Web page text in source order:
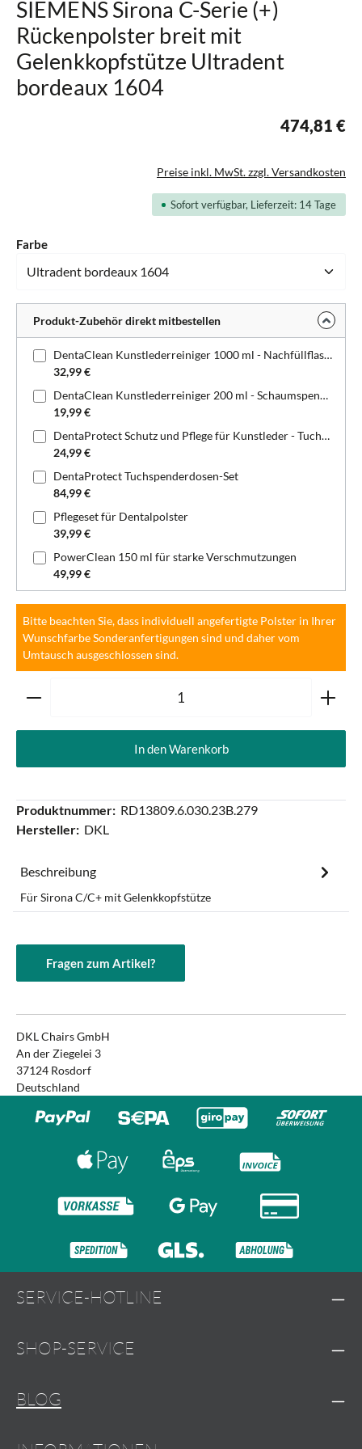
SIEMENS Sirona C-Serie (+)
Rückenpolster breit mit
Gelenkkopfstütze Ultradent
bordeaux 1604
474,81 €
Preise inkl. MwSt. zzgl. Versandkosten
Sofort verfügbar, Lieferzeit: 14 Tage
Farbeauswählen
Produkt-Zubehör direkt mitbestellen
DentaClean Kunstlederreiniger 1000 ml - Nachfüllflasche
32,99 €
DentaClean Kunstlederreiniger 200 ml - Schaumspenderflasche
19,99 €
DentaProtect Schutz und Pflege für Kunstleder - Tuchspenderdose
24,99 €
DentaProtect Tuchspenderdosen-Set
84,99 €
Pflegeset für Dentalpolster
39,99 €
PowerClean 150 ml für starke Verschmutzungen
49,99 €
Bitte beachten Sie, dass individuell angefertigte Polster in Ihrer
Wunschfarbe Sonderanfertigungen sind und daher vom
Umtausch ausgeschlossen sind.
Produkt Anzahl: Gib den gewünschten Wert ein oder
In den Warenkorb
Produktnummer: RD13809.6.030.23B.279
Hersteller: DKL
Beschreibung
Für Sirona C/C+ mit Gelenkkopfstütze
Fragen zum Artikel?
DKL Chairs GmbH
An der Ziegelei 3
37124 Rosdorf
Deutschland
SERVICE-HOTLINE
SHOP-SERVICE
BLOG